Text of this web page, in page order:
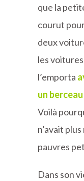
que la
courut
deux
les
l’emporta
un berceau
Voilà
n’avait
pauvres
Dans son